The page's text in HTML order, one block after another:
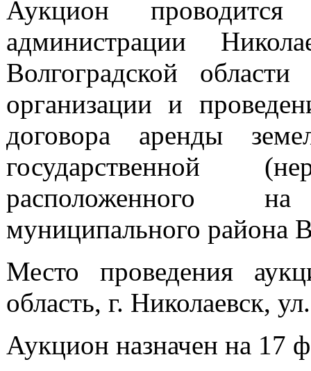
Аукцион
администрации
Волгоградской
организации и
договора аренды
государственной
расположенного
муниципального района
Место проведения
область, г. Николаевск,
Аукцион назначен на 17